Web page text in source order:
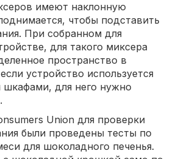
имеют наклонную
чтобы подставить
При собранном для
для такого миксера
пространство в
устройство используется
для него нужно
Union для проверки
были проведены тесты по
для шоколадного печенья.